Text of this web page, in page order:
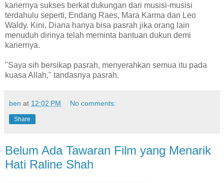
kariernya sukses berkat dukungan dari musisi-musisi
terdahulu seperti, Endang Raes, Mara Karma dan Leo
Waldy. Kini, Diana hanya bisa pasrah jika orang lain
menuduh dirinya telah meminta bantuan dukun demi
kariernya.
"Saya sih bersikap pasrah, menyerahkan semua itu pada
kuasa Allah," tandasnya pasrah.
ben at 12:02 PM No comments:
Share
Belum Ada Tawaran Film yang Menarik
Hati Raline Shah